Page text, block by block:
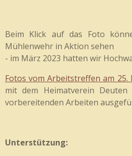
Beim Klick auf das Foto
Mühlenwehr in Aktion sehen
- im März 2023 hatten wir
Fotos vom Arbeitstreffen am 25.
mit dem Heimatverein
vorbereitenden Arbeiten
Unterstützung: